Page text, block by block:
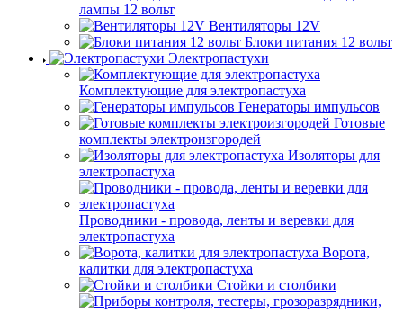
лампы 12 вольт
Вентиляторы 12V
Блоки питания 12 вольт
Электропастухи
Комплектующие для электропастуха
Генераторы импульсов
Готовые
комплекты электроизгородей
Изоляторы для
электропастуха
Проводники - провода, ленты и веревки для
электропастуха
Ворота,
калитки для электропастуха
Стойки и столбики